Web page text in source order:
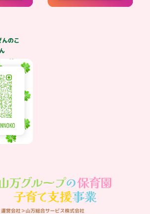
のこ
運営会社＞山万総合サービス株式会社